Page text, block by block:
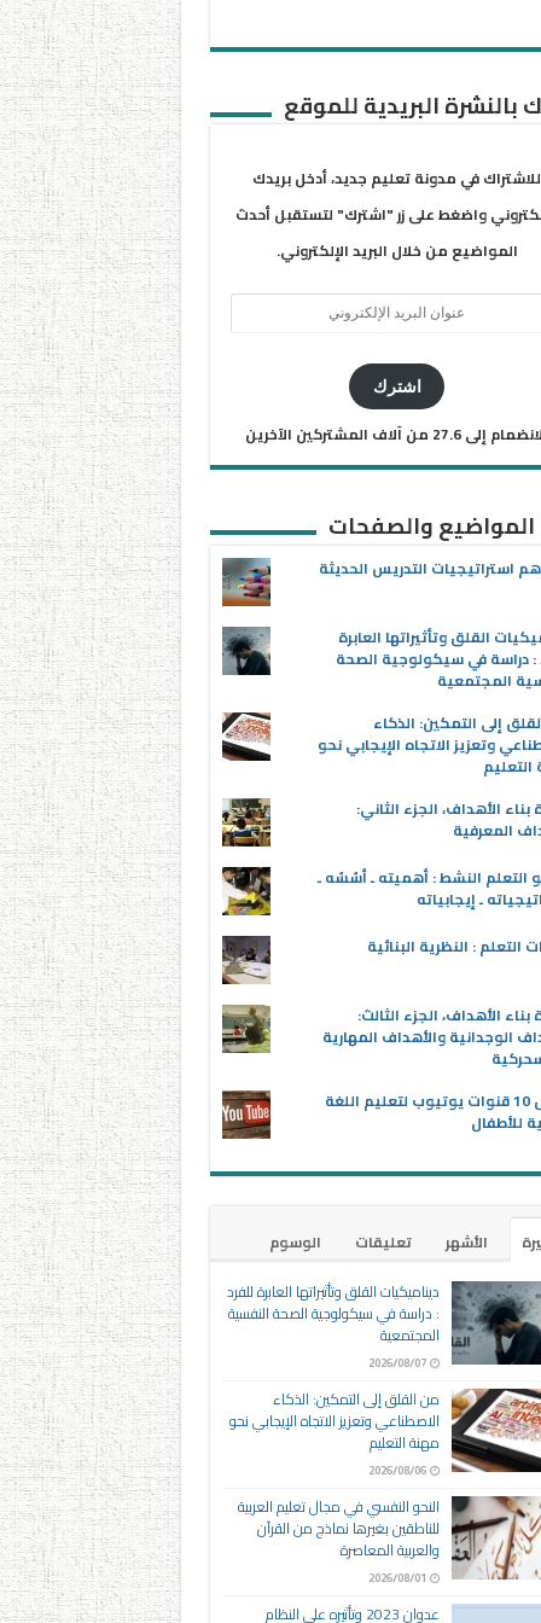
بالنشرة البريدية للموقع
للاشتراك في مدونة تعليم جديد، أدخل بريدك
واضغط على زر "اشترك" لتستقبل أحدث
المواضيع من خلال البريد الإلكتروني.
اشترك
إلى 27.6 من آلاف المشتركين الآخرين
المواضيع والصفحات
استراتيجيات التدريس الحديثة
القلق وتأثيراتها العابرة
: دراسة في سيكولوجية الصحة
المجتمعية
إلى التمكين: الذكاء
وتعزيز الاتجاه الإيجابي نحو
بناء الأهداف، الجزء الثاني:
المعرفية
التعلم النشط : أهميته ـ أسُسُه ـ
ـ إيجابياته
التعلم : النظرية البنائية
بناء الأهداف، الجزء الثالث:
الوجدانية والأهداف المهارية
أفضل 10 قنوات يوتيوب لتعليم اللغة
للأطفال
الأشهر تعليقات
الوسوم
ديناميكيات القلق وتأثيراتها العابرة للفرد
: دراسة في سيكولوجية الصحة النفسية
المجتمعية
2026/08/07
من القلق إلى التمكين: الذكاء
الاصطناعي وتعزيز الاتجاه الإيجابي نحو
مهنة التعليم
2026/08/06
النحو النفسي في مجال تعليم العربية
للناطقين بغيرها نماذج من القرآن
والعربية المعاصرة
2026/08/01
عدوان 2023 وتأثيره على النظام